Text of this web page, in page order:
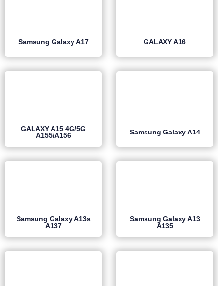
Samsung Galaxy A17 GALAXY A16
GALAXY A15 4G/5G
A155/A156
Samsung Galaxy A14
Samsung Galaxy A13s
A137
Samsung Galaxy A13
A135